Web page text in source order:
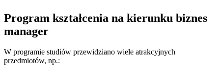
Program kształcenia na kierunku biznes
manager
W programie studiów przewidziano wiele atrakcyjnych
przedmiotów, np.: